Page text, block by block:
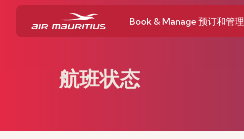
Book & Manage 预订和管理
航班状态